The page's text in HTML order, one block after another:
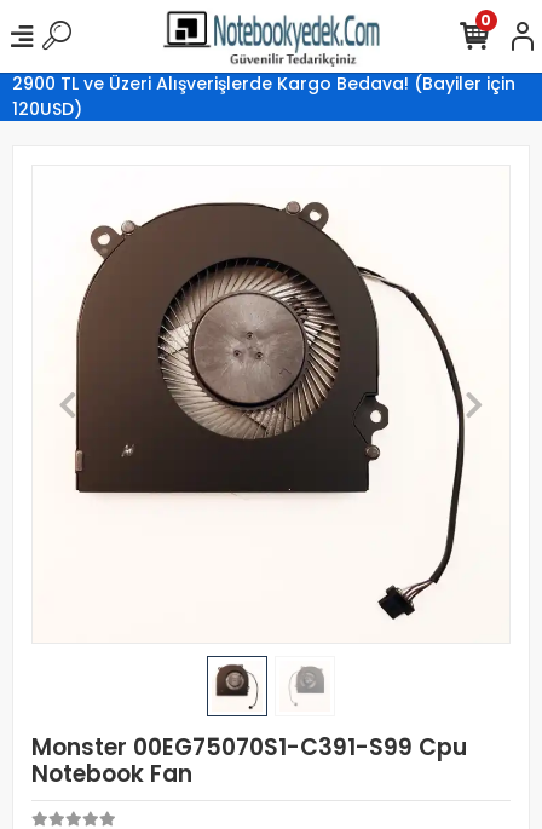
2900 TL ve Üzeri Alışverişlerde Kargo Bedava! (Bayiler için
120USD)
0
Monster 00EG75070S1-C391-S99 Cpu
Notebook Fan